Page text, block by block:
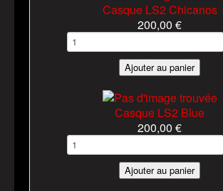
Casque LS2 Chicanos
200,00 €
Casque LS2 Blue
200,00 €